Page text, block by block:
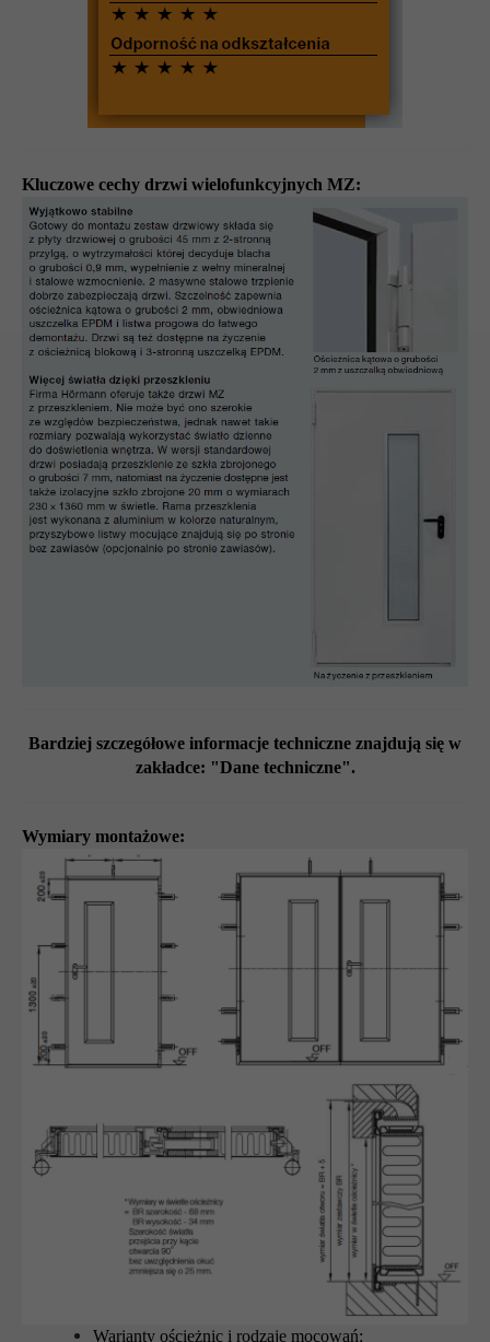
Kluczowe cechy drzwi wielofunkcyjnych MZ:
Bardziej szczegółowe informacje techniczne znajdują się w
zakładce: "Dane techniczne".
Wymiary montażowe:
Warianty ościeżnic i rodzaje mocowań: